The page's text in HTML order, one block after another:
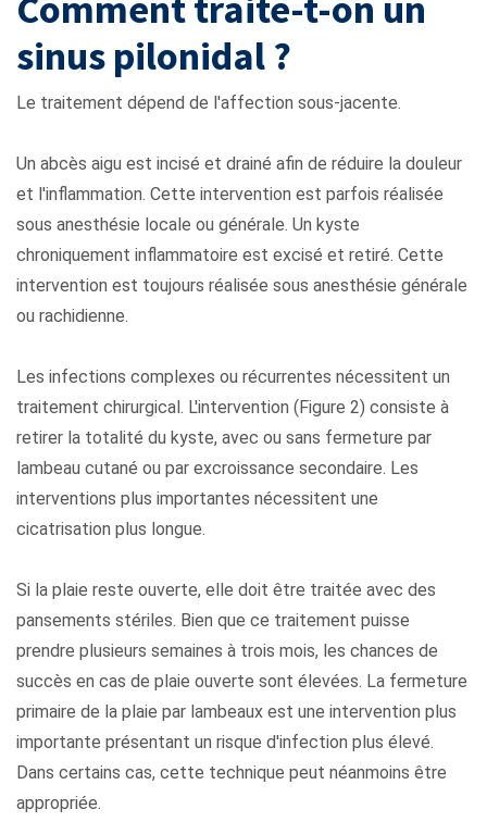
sinus pilonidal ?
Le traitement dépend de l'affection sous-jacente.
Un abcès aigu est incisé et drainé afin de réduire la douleur
et l'inflammation. Cette intervention est parfois réalisée
sous anesthésie locale ou générale. Un kyste
chroniquement inflammatoire est excisé et retiré. Cette
intervention est toujours réalisée sous anesthésie générale
ou rachidienne.
Les infections complexes ou récurrentes nécessitent un
traitement chirurgical. L'intervention (Figure 2) consiste à
retirer la totalité du kyste, avec ou sans fermeture par
lambeau cutané ou par excroissance secondaire. Les
interventions plus importantes nécessitent une
cicatrisation plus longue.
Si la plaie reste ouverte, elle doit être traitée avec des
pansements stériles. Bien que ce traitement puisse
prendre plusieurs semaines à trois mois, les chances de
succès en cas de plaie ouverte sont élevées. La fermeture
primaire de la plaie par lambeaux est une intervention plus
importante présentant un risque d'infection plus élevé.
Dans certains cas, cette technique peut néanmoins être
appropriée.